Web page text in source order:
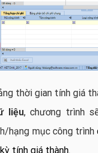
thời gian tính giá
liệu, chương trình
hạng mục công trình
tính giá thành.